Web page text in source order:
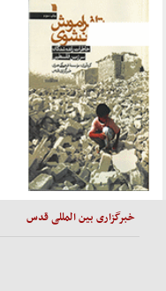
خبرگزاری بین المللی قدس